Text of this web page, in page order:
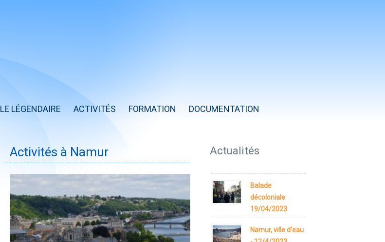
LE LÉGENDAIRE ACTIVITÉS FORMATION
DOCUMENTATION
Activités à Namur Actualités
Balade
décoloniale
19/04/2023
Namur, ville d'eau
précédente
précédent